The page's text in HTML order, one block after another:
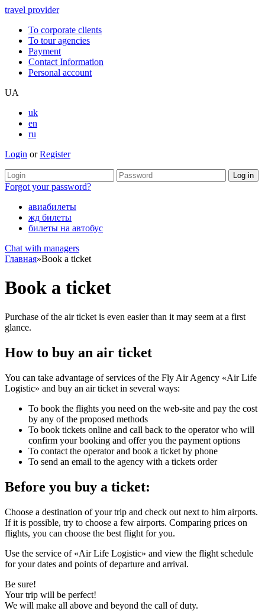
travel provider
To corporate clients
To tour agencies
Payment
Contact Information
Personal account
UA
uk
en
ru
Login orRegister
Forgot your password?
авиабилеты
жд билеты
билеты на автобус
Chat with managers
Главная»Book a ticket
Book a ticket
Purchase of the air ticket is even easier than it may seem at a first
glance.
How to buy an air ticket
You can take advantage of services of the Fly Air Agency «Air Life
Logistic» and buy an air ticket in several ways:
To book the flights you need on the web-site and pay the cost
by any of the proposed methods
To book tickets online and call back to the operator who will
confirm your booking and offer you the payment options
To contact the operator and book a ticket by phone
To send an email to the agency with a tickets order
Before you buy a ticket:
Choose a destination of your trip and check out next to him airports.
If it is possible, try to choose a few airports. Comparing prices on
flights, you can choose the best flight for you.
Use the service of «Air Life Logistic» and view the flight schedule
for your dates and points of departure and arrival.
Be sure!
Your trip will be perfect!
We will make all above and beyond the call of duty.